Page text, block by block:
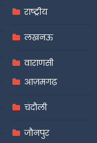
राष्ट्रीय
लखनऊ
वाराणसी
आज़मगढ़
चंदौली
जौनपुर